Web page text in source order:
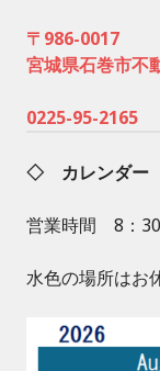
〒986-0017
宮城県石巻市不
0225-95-2165
◇ カレンダ
営業時間 8：
水色の場所はお